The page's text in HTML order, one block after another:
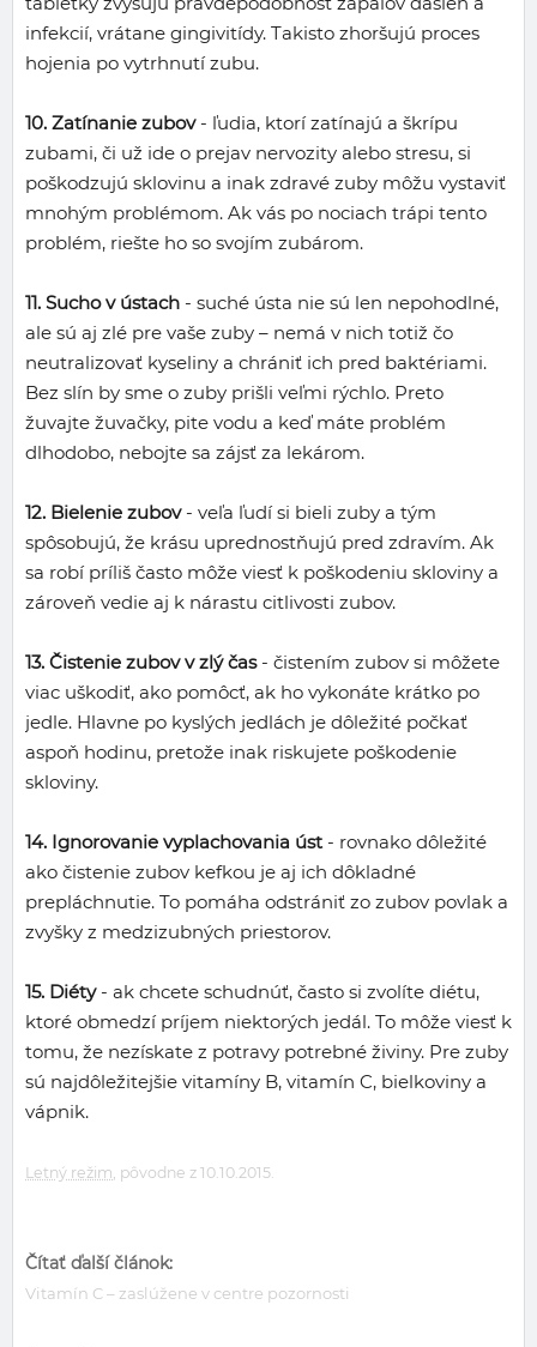
infekcií, vrátane gingivitídy. Takisto zhoršujú proces
hojenia po vytrhnutí zubu.
10. Zatínanie zubov- ľudia, ktorí zatínajú a škrípu
zubami, či už ide o prejav nervozity alebo stresu, si
poškodzujú sklovinu a inak zdravé zuby môžu vystaviť
mnohým problémom. Ak vás po nociach trápi tento
problém, riešte ho so svojím zubárom.
11. Sucho v ústach - suché ústa nie sú len nepohodlné,
ale sú aj zlé pre vaše zuby – nemá v nich totiž čo
neutralizovať kyseliny a chrániť ich pred baktériami.
Bez slín by sme o zuby prišli veľmi rýchlo. Preto
žuvajte žuvačky, pite vodu a keď máte problém
dlhodobo, nebojte sa zájsť za lekárom.
12. Bielenie zubov- veľa ľudí si bieli zuby a tým
spôsobujú, že krásu uprednostňujú pred zdravím. Ak
sa robí príliš často môže viesť k poškodeniu skloviny a
zároveň vedie aj k nárastu citlivosti zubov.
13. Čistenie zubov v zlý čas- čistením zubov si môžete
viac uškodiť, ako pomôcť, ak ho vykonáte krátko po
jedle. Hlavne po kyslých jedlách je dôležité počkať
aspoň hodinu, pretože inak riskujete poškodenie
skloviny.
14. Ignorovanie vyplachovania úst- rovnako dôležité
ako čistenie zubov kefkou je aj ich dôkladné
prepláchnutie. To pomáha odstrániť zo zubov povlak a
zvyšky z medzizubných priestorov.
15. Diéty- ak chcete schudnúť, často si zvolíte diétu,
ktoré obmedzí príjem niektorých jedál. To môže viesť k
tomu, že nezískate z potravy potrebné živiny. Pre zuby
sú najdôležitejšie vitamíny B, vitamín C, bielkoviny a
vápnik.
Letný režim, pôvodne z 10.10.2015.
Čítať ďalší článok:
Vitamín C – zaslúžene v centre pozornosti